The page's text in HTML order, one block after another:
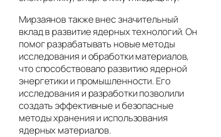
Мирзаянов также внес значительный
вклад в развитие ядерных технологий. Он
помог разрабатывать новые методы
исследования и обработки материалов,
что способствовало развитию ядерной
энергетики и промышленности. Его
исследования и разработки позволили
создать эффективные и безопасные
методы хранения и использования
ядерных материалов.